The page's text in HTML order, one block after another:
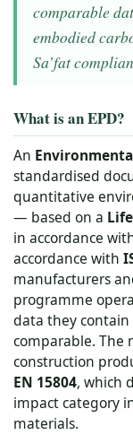
comparable
embodied
Sa’fat
What is an EPD?
An
standardised
quantitative
— based on a
in accordance
accordance with
manufacturers
programme
data they contain
comparable. The
construction
EN 15804, which
impact category
materials.